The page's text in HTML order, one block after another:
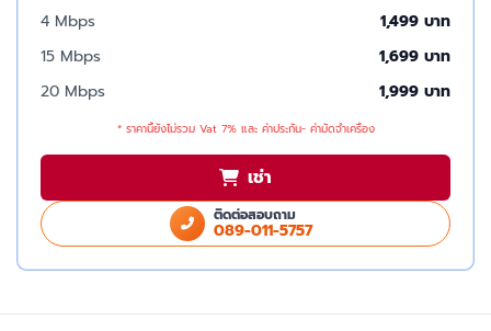
4 Mbps
1,499 บาท
15 Mbps
1,699 บาท
20 Mbps
1,999 บาท
* ราคานี้ยังไม่รวม Vat 7% และ ค่าประกัน- ค่ามัดจำเครื่อง
เช่า
ติดต่อสอบถาม
089-011-5757